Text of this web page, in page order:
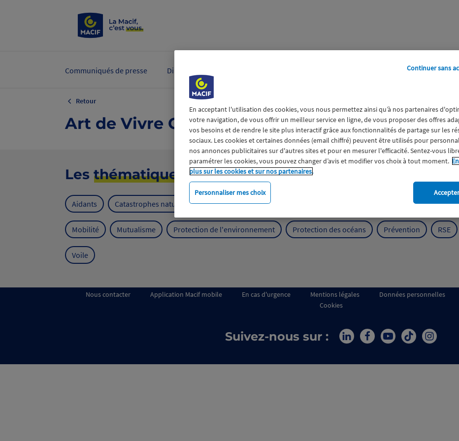
Communiqués de presse Dirigeants et experts
Retour
Art de Vivre Généraliste Culture
Les thématiques
Aidants Catastrophes naturelles Climat Engagement Expérience clients
Mobilité Mutualisme Protection de l'environnement Protection des océans Prévention RSE
Voile
Nous contacter Application Macif mobile En cas d'urgence Mentions légales Données personnelles
Cookies
Suivez-nous sur :
En acceptant l'utilisation des cookies, vous nous permettez ainsi qu’à nos partenaires
votre navigation, de vous offrir un meilleur service en ligne, de vous proposer des offres
vos besoins et de rendre le site plus interactif grâce aux fonctionnalités de partage sur les
sociaux. Les cookies et certaines données (email chiffré) peuvent être utilisés pour
nos annonces publicitaires sur d'autres sites et pour en mesurer l'efficacité. Sentez-vous
paramétrer les cookies, vous pouvez changer d’avis et modifier vos choix à tout moment.
plus sur les cookies et sur nos partenaires.
Personnaliser mes choix
Continuer sans
Accepter